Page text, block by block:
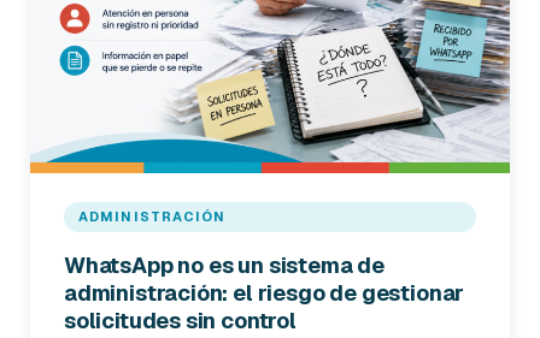
ADMINISTRACIÓN
WhatsApp no es un sistema de
administración: el riesgo de gestionar
solicitudes sin control